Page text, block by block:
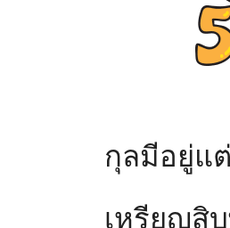
กุลมีอยู่แ
เหรียญสิ